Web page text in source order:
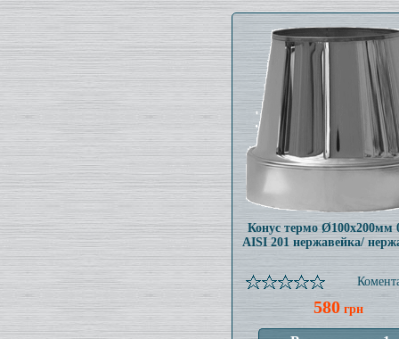
Конус термо Ø100x200мм
AISI 201 нержавейка/
580 грн